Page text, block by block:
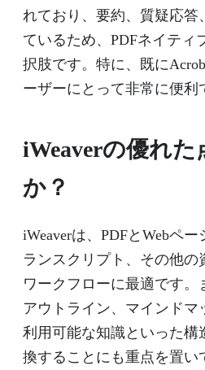
れており、要約、質疑応答
ているため、PDFネイティ
択肢です。特に、既に
ーザーにとって非常に便利
iWeaverの優れた
か？
iWeaverは、PDFとWebペ
ランスクリプト、その他の
ワークフローに最適です。
アウトライン、マインドマ
利用可能な知識といった構
換することにも重点を置い